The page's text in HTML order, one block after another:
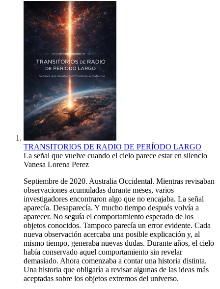
TRANSITORIOS DE RADIO DE PERÍODO LARGO
La señal que vuelve cuando el cielo parece estar en silencio
Vanesa Lorena Perez
Septiembre de 2020. Australia Occidental. Mientras revisaban
observaciones acumuladas durante meses, varios
investigadores encontraron algo que no encajaba. La señal
aparecía. Desaparecía. Y mucho tiempo después volvía a
aparecer. No seguía el comportamiento esperado de los
objetos conocidos. Tampoco parecía un error evidente. Cada
nueva observación acercaba una posible explicación y, al
mismo tiempo, generaba nuevas dudas. Durante años, el cielo
había conservado aquel comportamiento sin revelar
demasiado. Ahora comenzaba a contar una historia distinta.
Una historia que obligaría a revisar algunas de las ideas más
aceptadas sobre los objetos extremos del universo.